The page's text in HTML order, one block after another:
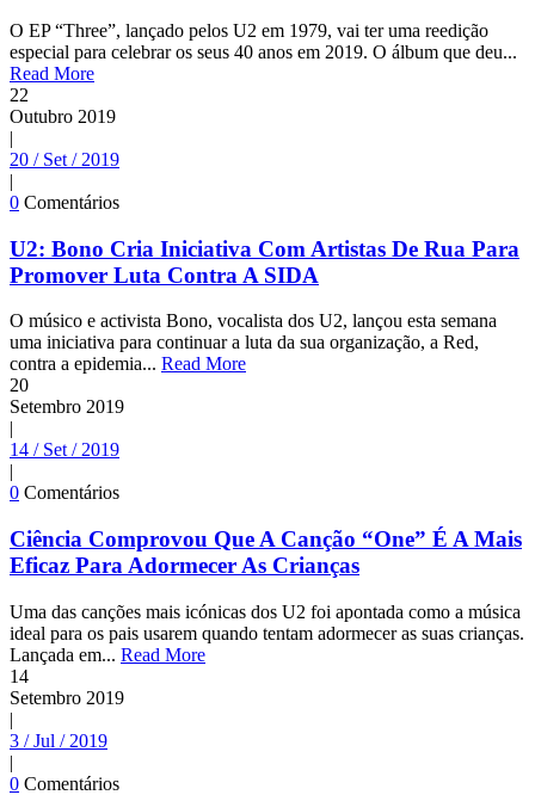
O EP “Three”, lançado pelos U2 em 1979, vai ter uma reedição
especial para celebrar os seus 40 anos em 2019. O álbum que deu...
Read More
22
Outubro 2019
|
20 / Set / 2019
|
0 Comentários
U2: Bono Cria Iniciativa Com Artistas De Rua Para
Promover Luta Contra A SIDA
O músico e activista Bono, vocalista dos U2, lançou esta semana
uma iniciativa para continuar a luta da sua organização, a Red,
contra a epidemia... Read More
20
Setembro 2019
|
14 / Set / 2019
|
0 Comentários
Ciência Comprovou Que A Canção “One” É A Mais
Eficaz Para Adormecer As Crianças
Uma das canções mais icónicas dos U2 foi apontada como a música
ideal para os pais usarem quando tentam adormecer as suas crianças.
Lançada em... Read More
14
Setembro 2019
|
3 / Jul / 2019
|
0 Comentários